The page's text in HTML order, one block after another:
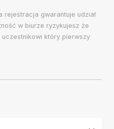
rejestracja gwarantuje udział
w biurze ryzykujesz że
który pierwszy